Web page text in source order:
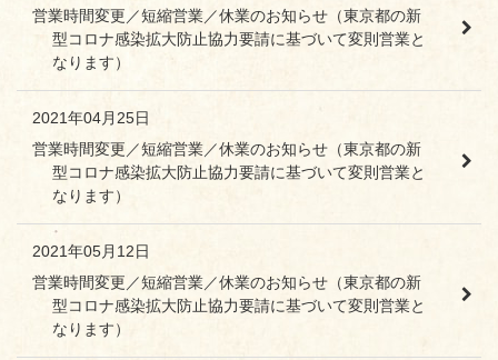
営業時間変更／短縮営業／休業のお知らせ（東京都の新
型コロナ感染拡大防止協力要請に基づいて変則営業と
なります）
2021年04月25日
営業時間変更／短縮営業／休業のお知らせ（東京都の新
型コロナ感染拡大防止協力要請に基づいて変則営業と
なります）
2021年05月12日
営業時間変更／短縮営業／休業のお知らせ（東京都の新
型コロナ感染拡大防止協力要請に基づいて変則営業と
なります）